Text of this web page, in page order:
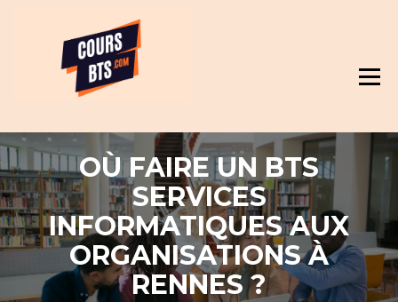
OÙ FAIRE UN BTS
SERVICES
INFORMATIQUES AUX
ORGANISATIONS À
RENNES ?